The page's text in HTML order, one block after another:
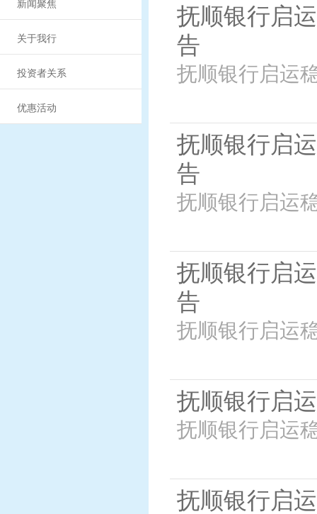
新闻聚焦
关于我行
投资者关系
优惠活动
抚顺银行启
告
抚顺银行启运
抚顺银行启
告
抚顺银行启运
抚顺银行启
告
抚顺银行启运
抚顺银行启
抚顺银行启运
抚顺银行启